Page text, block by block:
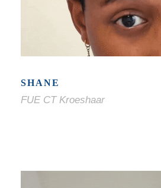
SHANE
FUE CT Kroeshaar